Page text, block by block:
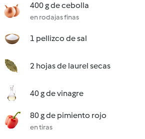
400 g de cebolla
en rodajas finas
1 pellizco de sal
2 hojas de laurel secas
40 g de vinagre
80 g de pimiento rojo
en tiras